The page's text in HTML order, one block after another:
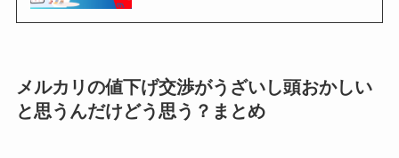
メルカリの値下げ交渉がうざいし頭おかしい
と思うんだけどう思う？まとめ